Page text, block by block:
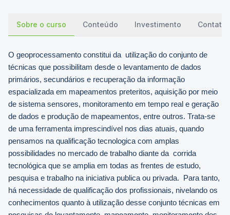
Sobre o curso Conteúdo Investimento Contato
O geoprocessamento constitui da utilização do conjunto de
técnicas que possibilitam desde o levantamento de dados
primários, secundários e recuperação da informação
espacializada em mapeamentos preteritos, aquisição por meio
de sistema sensores, monitoramento em tempo real e geração
de dados e produção de mapeamentos, entre outros. Trata-se
de uma ferramenta imprescindível nos dias atuais, quando
pensamos na qualificação tecnologica com amplas
possibilidades no mercado de trabalho diante da corrida
tecnológica que se amplia em todas as frentes de estudo,
pesquisa e trabalho na iniciativa publica ou privada.
Para tanto,
há necessidade de qualificação dos profissionais, nivelando os
conhecimentos quanto à utilização desse conjunto técnicas em